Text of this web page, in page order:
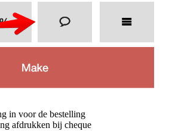
in voor de bestelling
afdrukken bij cheque